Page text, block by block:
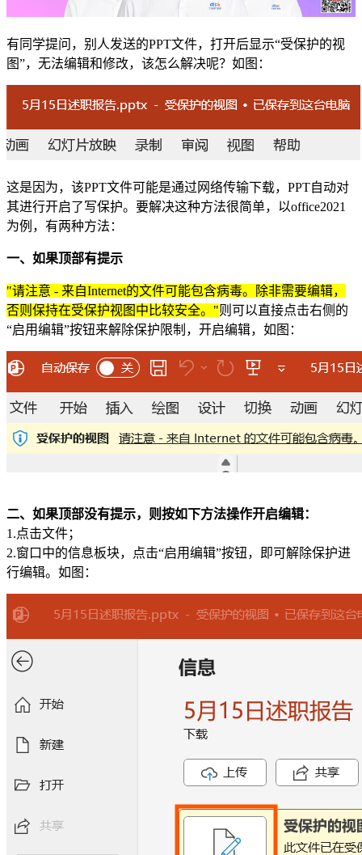
有同学提问，别人发送的PPT文件，打开后显示“受保护的视
图”，无法编辑和修改，该怎么解决呢？如图：
这是因为，该PPT文件可能是通过网络传输下载，PPT自动对
其进行开启了写保护。要解决这种方法很简单，以office2021
为例，有两种方法：
一、如果顶部有提示
"请注意 - 来自Internet的文件可能包含病毒。除非需要编辑，
否则保持在受保护视图中比较安全。"则可以直接点击右侧的
“启用编辑”按钮来解除保护限制，开启编辑，如图：
二、如果顶部没有提示，则按如下方法操作开启编辑：
1.点击文件；
2.窗口中的信息板块，点击“启用编辑”按钮，即可解除保护进
行编辑。如图：